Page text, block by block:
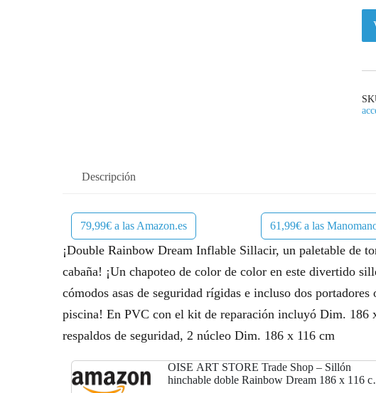
Descripción
79,99€ a las Amazon.es 61,99€ a las
¡Double Rainbow Dream Inflable Sillacir, un paletable de
cabaña! ¡Un chapoteo de color de color en este divertido
cómodos asas de seguridad rígidas e incluso dos
piscina! En PVC con el kit de reparación incluyó Dim. 186
respaldos de seguridad, 2 núcleo Dim. 186 x 116 cm
OISE ART STORE Trade Shop – Sillón
hinchable doble Rainbow Dream 186 x 116